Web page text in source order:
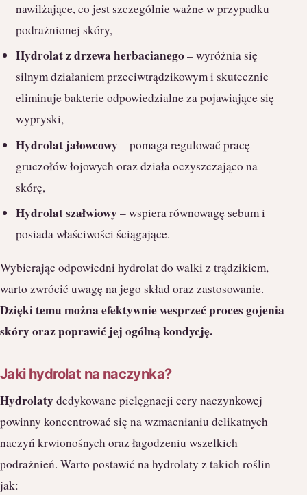
nawilżające, co jest szczególnie ważne w przypadku
podrażnionej skóry,
Hydrolat z drzewa herbacianego– wyróżnia się
silnym działaniem przeciwtrądzikowym i skutecznie
eliminuje bakterie odpowiedzialne za pojawiające się
wypryski,
Hydrolat jałowcowy– pomaga regulować pracę
gruczołów łojowych oraz działa oczyszczająco na
skórę,
Hydrolat szałwiowy– wspiera równowagę sebum i
posiada właściwości ściągające.
Wybierając odpowiedni hydrolat do walki z trądzikiem,
warto zwrócić uwagę na jego skład oraz zastosowanie.
Dzięki temu można efektywnie wesprzeć proces gojenia
skóry oraz poprawić jej ogólną kondycję.
Jaki hydrolat na naczynka?
Hydrolatydedykowane pielęgnacji cery naczynkowej
powinny koncentrować się na wzmacnianiu delikatnych
naczyń krwionośnych oraz łagodzeniu wszelkich
podrażnień. Warto postawić na hydrolaty z takich roślin
jak: